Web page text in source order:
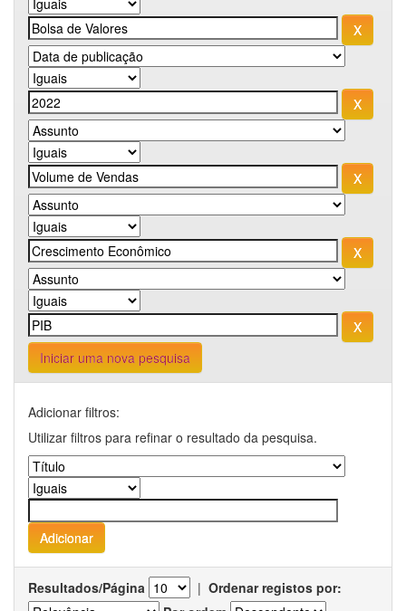
Iniciar uma nova pesquisa
Adicionar filtros:
Utilizar filtros para refinar o resultado da pesquisa.
Resultados/Página | Ordenar registos por: